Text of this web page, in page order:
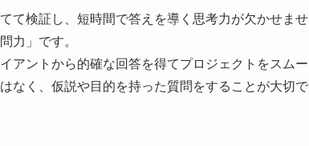
て検証し、短時間で答えを導く思考力が欠かせませ
力」です。
アントから的確な回答を得てプロジェクトをスムー
なく、仮説や目的を持った質問をすることが大切で